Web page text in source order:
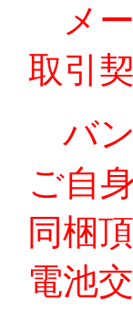
メ
取引
バ
ご自
同梱
電池